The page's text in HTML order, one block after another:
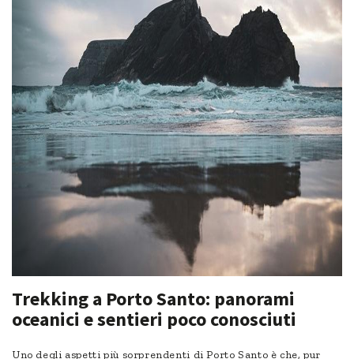
Trekking a Porto Santo: panorami
oceanici e sentieri poco conosciuti
Uno degli aspetti più sorprendenti di Porto Santo è che, pur